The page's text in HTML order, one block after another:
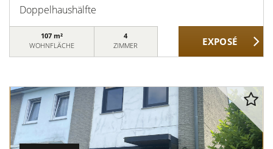
Doppelhaushälfte
107 m²
WOHNFLÄCHE
4
ZIMMER